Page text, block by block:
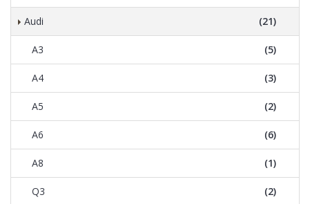
Audi (21)
A3 (5)
A4 (3)
A5 (2)
A6 (6)
A8 (1)
Q3 (2)